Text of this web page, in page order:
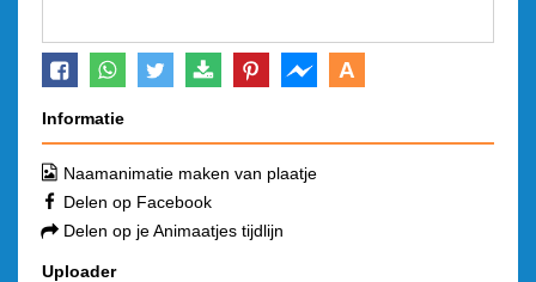
A
Informatie
Naamanimatie maken van plaatje
Delen op Facebook
Delen op je Animaatjes tijdlijn
Uploader